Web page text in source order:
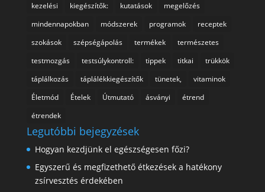
kezelési
kiegészítők: kutatások
megelőzés
mindennapokban
módszerek programok
receptek
szokások
szépségápolás termékek
természetes
testmozgás
testsúlykontroll: tippek titkai
trükkök
táplálkozás
táplálékkiegészítők tünetek,
vitaminok
Életmód
Ételek Útmutató ásványi
étrend
étrendek
Legutóbbi bejegyzések
Hogyan kezdjünk el egészségesen főzi?
Egyszerű és megfizethető étkezések a hatékony
zsírvesztés érdekében